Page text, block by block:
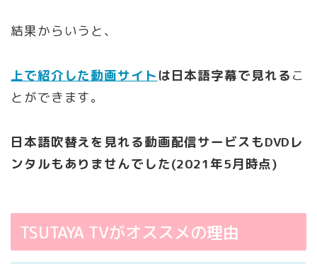
結果からいうと、
上で紹介した動画サイトは日本語字幕で見れる こ
とができます。
日本語吹替えを見れる動画配信サービスもDVDレ
ンタルもありませんでした(2021年5月時点)
TSUTAYA TVがオススメの理由